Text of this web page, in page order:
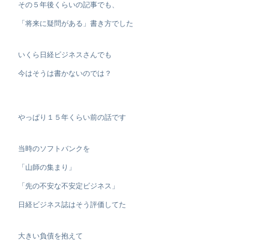
その５年後くらいの記事でも、
「将来に疑問がある」書き方でした
いくら日経ビジネスさんでも
今はそうは書かないのでは？
やっぱり１５年くらい前の話です
当時のソフトバンクを
「山師の集まり」
「先の不安な不安定ビジネス」
日経ビジネス誌はそう評価してた
大きい負債を抱えて